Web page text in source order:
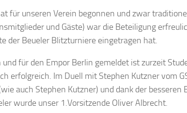
für unseren Verein begonnen und zwar
und Gäste) war die Beteiligung
der Beueler Blitzturniere eingetragen hat.
für den Empor Berlin gemeldet ist zurzeit
erfolgreich. Im Duell mit Stephen Kutzner vom
auch Stephen Kutzner) und dank der besseren
wurde unser 1.Vorsitzende Oliver Albrecht.